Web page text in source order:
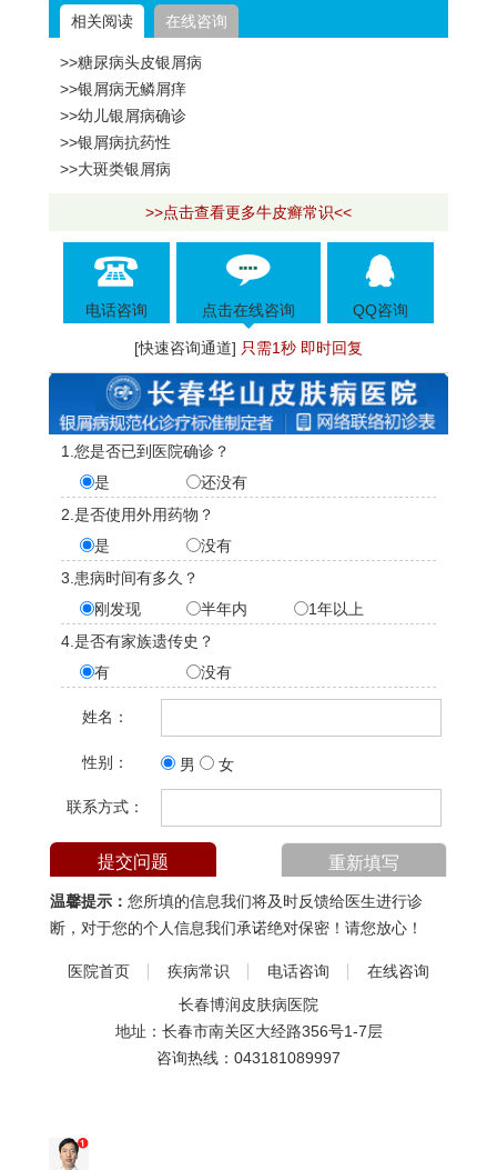
相关阅读 在线咨询
>>糖尿病头皮银屑病
>>银屑病无鳞屑痒
>>幼儿银屑病确诊
>>银屑病抗药性
>>大斑类银屑病
>>点击查看更多牛皮癣常识<<
电话咨询 点击在线咨询 QQ咨询
[快速咨询通道] 只需1秒 即时回复
1.您是否已到医院确诊？
是
还没有
2.是否使用外用药物？
是
没有
3.患病时间有多久？
刚发现
半年内
1年以上
4.是否有家族遗传史？
有
没有
姓名：
性别： 男 女
联系方式：
温馨提示： 您所填的信息我们将及时反馈给医生进行诊
断，对于您的个人信息我们承诺绝对保密！请您放心！
医院首页 疾病常识 电话咨询
在线咨询
长春博润皮肤病医院
地址：长春市南关区大经路356号1-7层
咨询热线： 043181089997